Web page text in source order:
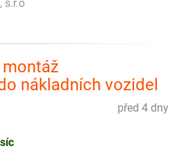
s.r.o
nákladních vozidel
před 4 dny